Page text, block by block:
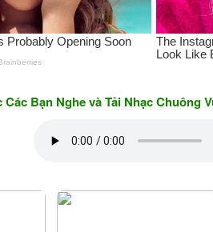
và Tải Nhạc Chuông Vui Vẻ -